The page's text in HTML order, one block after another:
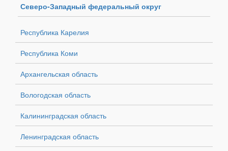
Северо-Западный федеральный округ
Республика Карелия
Республика Коми
Архангельская область
Вологодская область
Калининградская область
Ленинградская область